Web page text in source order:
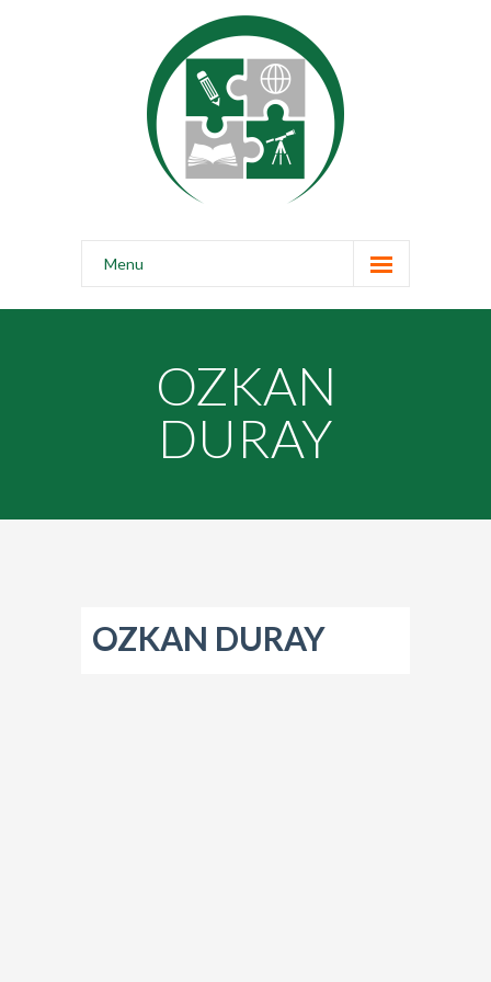
Menu
Accueil
Notre École
Faire un don
OZKAN
DURAY
OZKAN DURAY